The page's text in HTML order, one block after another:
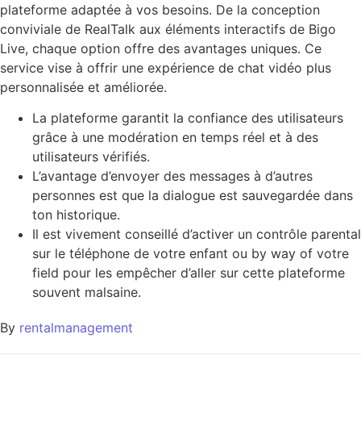
plateforme adaptée à vos besoins. De la conception
conviviale de RealTalk aux éléments interactifs de Bigo
Live, chaque option offre des avantages uniques. Ce
service vise à offrir une expérience de chat vidéo plus
personnalisée et améliorée.
La plateforme garantit la confiance des utilisateurs
grâce à une modération en temps réel et à des
utilisateurs vérifiés.
L’avantage d’envoyer des messages à d’autres
personnes est que la dialogue est sauvegardée dans
ton historique.
Il est vivement conseillé d’activer un contrôle parental
sur le téléphone de votre enfant ou by way of votre
field pour les empêcher d’aller sur cette plateforme
souvent malsaine.
By rentalmanagement